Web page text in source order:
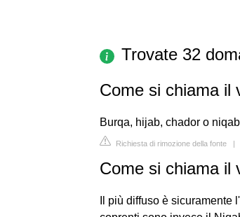
Trovate 32
Come si chiama il
Burqa, hijab, chador o
Richiesta di rimozione della fonte |
Come si chiama il
Il più diffuso è